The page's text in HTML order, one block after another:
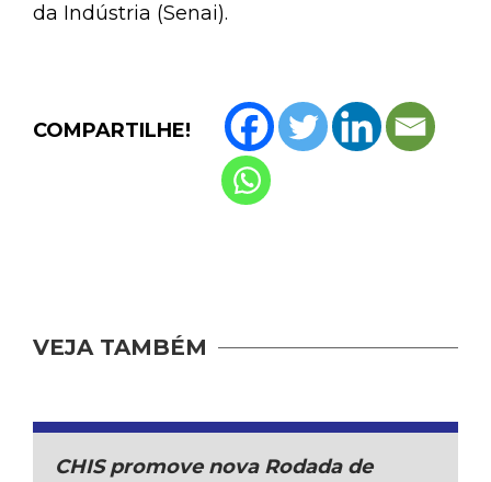
da Indústria (Senai).
COMPARTILHE!
VEJA TAMBÉM
CHIS promove nova Rodada de